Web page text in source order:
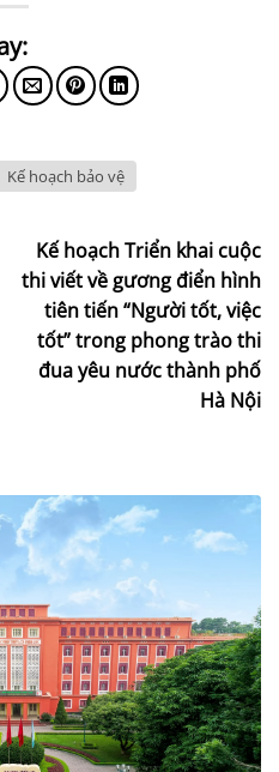
Kế hoạch bảo vệ
Kế hoạch Triển khai cuộc
thi viết về gương điển hình
tiên tiến “Người tốt, việc
tốt” trong phong trào thi
đua yêu nước thành phố
Hà Nội